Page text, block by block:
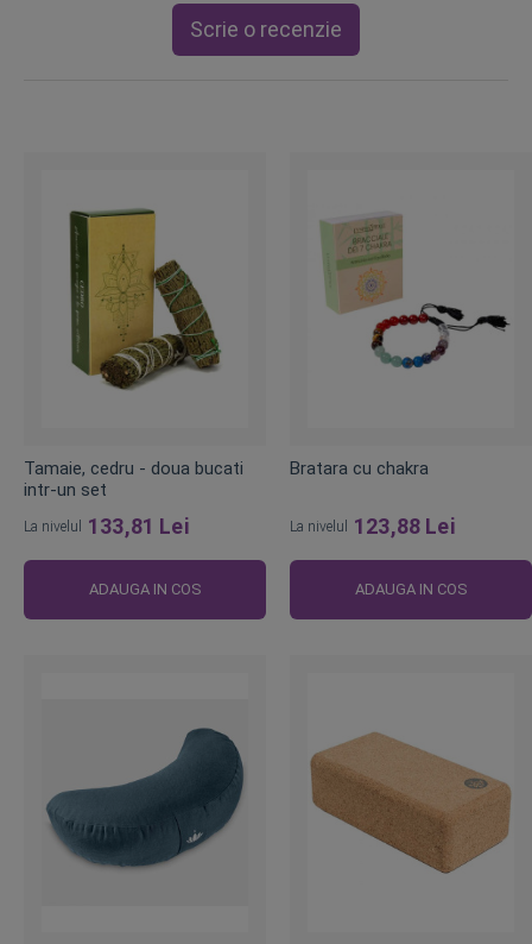
Scrie o recenzie
Tamaie, cedru - doua bucati
intr-un set
La nivelul 133,81 Lei
ADAUGA IN COS
Bratara cu chakra
La nivelul 123,88 Lei
ADAUGA IN COS